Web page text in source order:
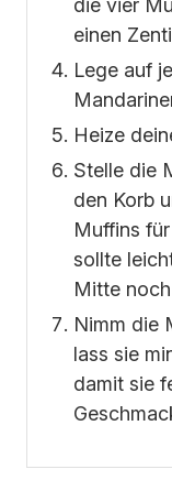
die vier
einen
Lege auf
Heize
Stelle die
den Korb
Muffins
sollte
Mitte
Nimm die
lass sie
damit sie